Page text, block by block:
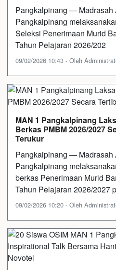
Pangkalpinang — Madrasah
Pangkalpinang
Seleksi Penerimaan Murid
Tahun Pelajaran 2026/202
09/02/2026 10:43 - Oleh
MAN 1 Pangkalpinang
Berkas PMBM 2026/2027
Terukur
Pangkalpinang — Madrasah
Pangkalpinang
berkas Penerimaan Murid
Tahun Pelajaran 2026/2027 p
09/02/2026 10:20 - Oleh